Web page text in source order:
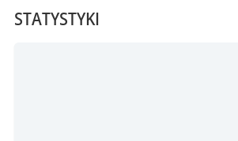
STATYSTYKI